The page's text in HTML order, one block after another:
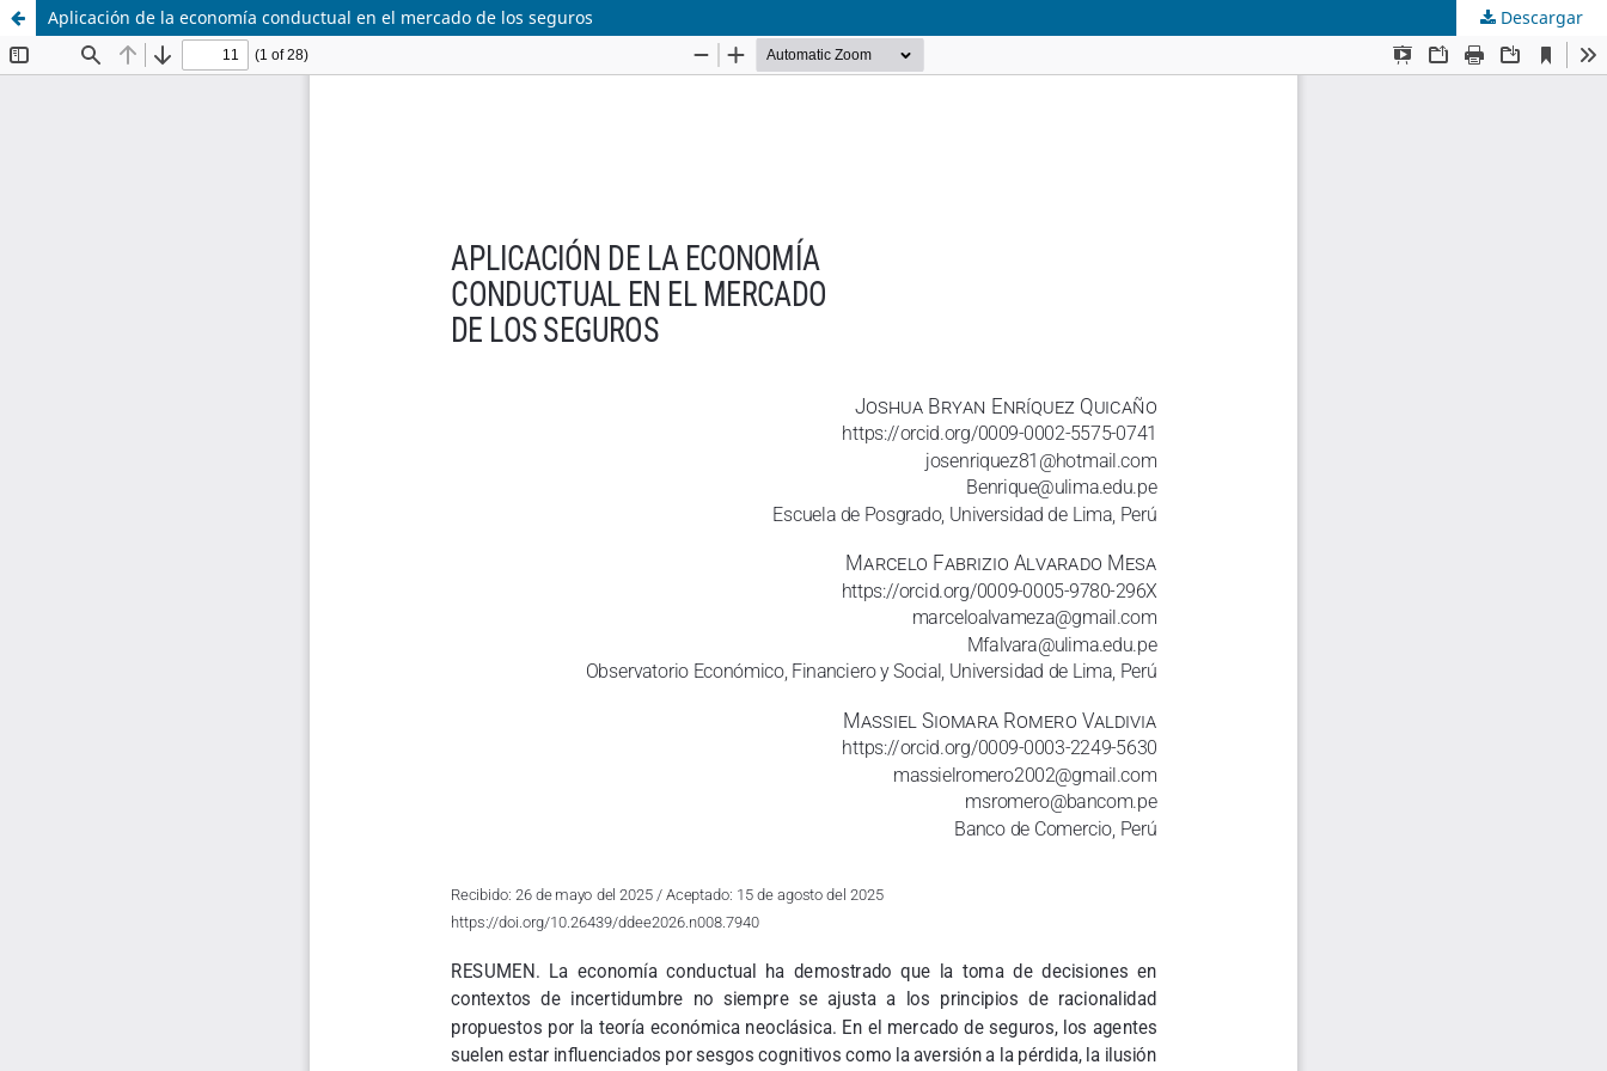
Aplicación de la economía conductual en el mercado de los seguros Descargar